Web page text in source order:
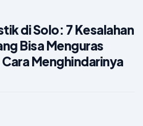
di Solo: 7 Kesalahan
Bisa Menguras
Menghindarinya